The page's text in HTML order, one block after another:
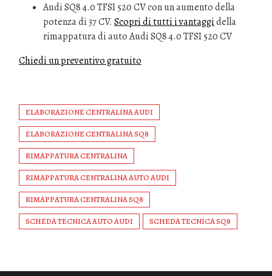
Audi SQ8 4.0 TFSI 520 CV con un aumento della
potenza di 37 CV. Scopri di tutti i vantaggidella
rimappatura di auto Audi SQ8 4.0 TFSI 520 CV
Chiedi un preventivo gratuito
ELABORAZIONE CENTRALINA AUDI
ELABORAZIONE CENTRALINA SQ8
RIMAPPATURA CENTRALINA
RIMAPPATURA CENTRALINA AUTO AUDI
RIMAPPATURA CENTRALINA SQ8
SCHEDA TECNICA AUTO AUDI SCHEDA TECNICA SQ8